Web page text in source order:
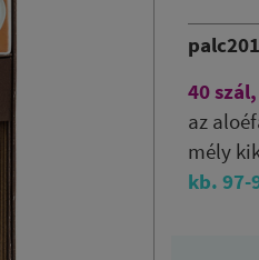
palc201
40
az
mély
kb. 97-